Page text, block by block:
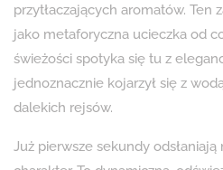
przytłaczających aromatów. Ten
jako metaforyczna ucieczka od
świeżości spotyka się tu z
jednoznacznie kojarzył się z
dalekich rejsów.
Już pierwsze sekundy